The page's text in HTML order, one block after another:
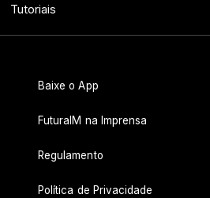
Tutoriais
Baixe o App
FuturaIM na Imprensa
Regulamento
Política de Privacidade